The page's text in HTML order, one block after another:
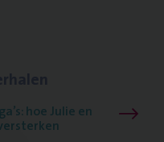
hoe Julie en